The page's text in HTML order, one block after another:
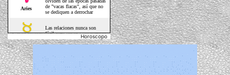
Horoscopo